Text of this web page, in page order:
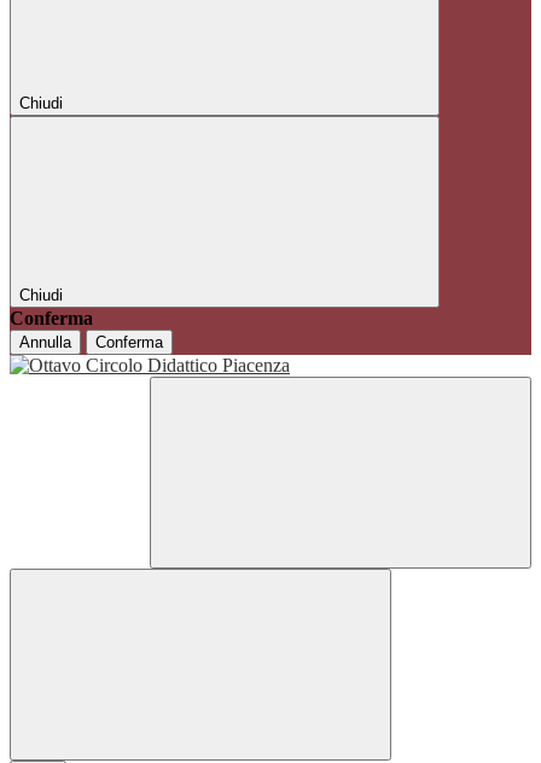
Chiudi
Chiudi
Conferma
Annulla Conferma